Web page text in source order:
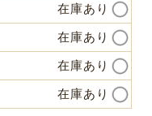
在庫あり
在庫あり
在庫あり
在庫あり